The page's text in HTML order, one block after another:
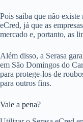
Pois saiba que não
eCred, já que as
mercado e, portanto, as
Além disso, a Serasa
em São Domingos do
para protege-los de
para outros fins.
Vale a pena?